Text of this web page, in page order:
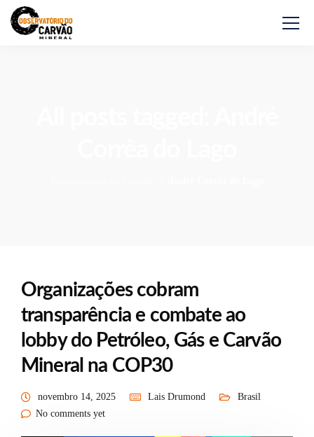
Organizações cobram
transparência e combate ao
lobby do Petróleo, Gás e Carvão
Mineral na COP30
novembro 14, 2025 Lais Drumond
Brasil
No comments yet